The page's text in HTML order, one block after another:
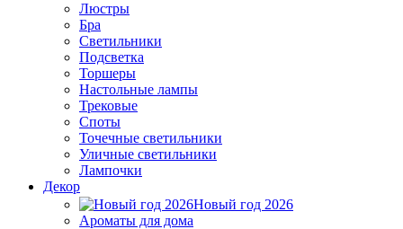
Люстры
Бра
Светильники
Подсветка
Торшеры
Настольные лампы
Трековые
Споты
Точечные светильники
Уличные светильники
Лампочки
Декор
Новый год 2026
Ароматы для дома